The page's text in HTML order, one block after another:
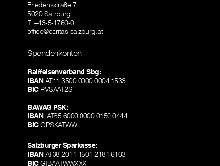
Friedensstraße 7
5020 Salzburg
T: +43-5-1760-0
office@caritas-salzburg.at
Spendenkonten
Raiffeisenverband Sbg:
IBANAT11 3500 0000 0004 1533
BICRVSAAT2S
BAWAG PSK:
IBANAT65 6000 0000 0150 0444
BICOPSKATWW
Salzburger Sparkasse:
IBANAT38 2011 1501 2181 6103
BICGIBAATWWXXX